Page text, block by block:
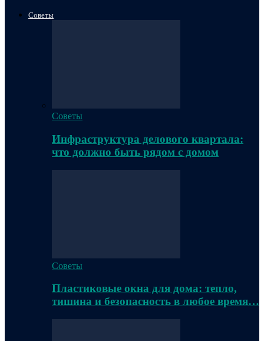
Советы
Советы
Инфраструктура делового квартала:
что должно быть рядом с домом
Советы
Пластиковые окна для дома: тепло,
тишина и безопасность в любое время…